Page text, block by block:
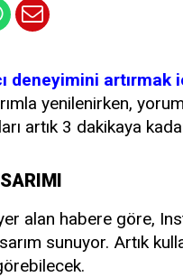
deneyimini artırmak
yenilenirken,
artık 3 dakikaya
alan habere göre,
sunuyor. Artık